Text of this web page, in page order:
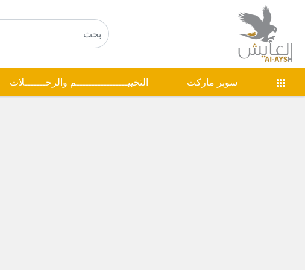
سوبر ماركت التخييـــــــــــــــــم والرحـــــــلات